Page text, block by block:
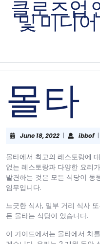
content
클로즈업
및 미디어
몰타
June 18, 2022June
2022
| ibbof |
몰타에서 최고의 레스토랑에
없는 레스토랑과 다양한 요리
발견하는 것은 모든 식당이 동
임무입니다.
느긋한 식사, 일부 거리 식사
든 몰타는 식당이 있습니다.
이 가이드에서는 몰타에서 차